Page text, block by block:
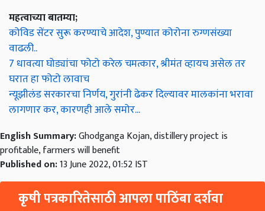
महत्वाच्या बातम्या;
कोविड सेंटर सुरू करण्याचे आदेश, पुण्यात कोरोना रुग्णसंख्या
वाढली..
7 धावत्या घोड्यांचा फोटो करेल चमत्कार, श्रीमंत व्हायच असेल तर
घरात हा फोटो लावाच
न्यूझीलंड सरकारचा निर्णय, गुरांनी ढेकर दिल्यावर मालकांना भरावा
लागणार कर, कारणही आले समोर...
English Summary:Ghodganga Kojan, distillery project is
profitable, farmers will benefit
Published on:13 June 2022, 01:52 IST
कृषी पत्रकारितेसाठी आपला पाठिंबा दर्शवा